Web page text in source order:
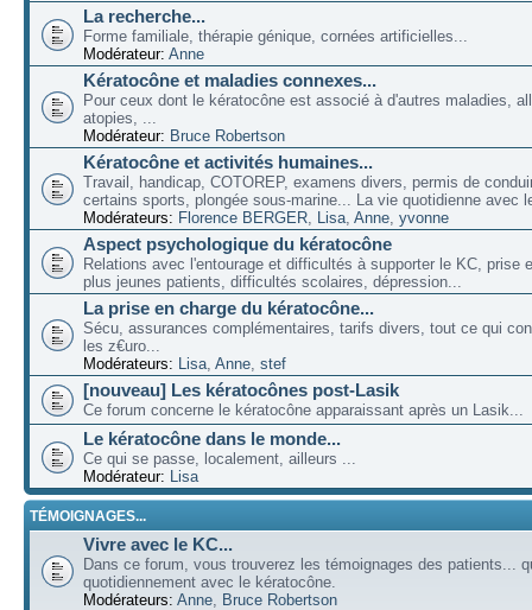
La recherche...
Forme familiale, thérapie génique, cornées artificielles...
Modérateur: Anne
Kératocône et maladies connexes...
Pour ceux dont le kératocône est associé à d'autres maladies,
atopies, ...
Modérateur: Bruce Robertson
Kératocône et activités humaines...
Travail, handicap, COTOREP, examens divers, permis de
certains sports, plongée sous-marine... La vie quotidienne avec
Modérateurs: Florence BERGER, Lisa, Anne, yvonne
Aspect psychologique du kératocône
Relations avec l'entourage et difficultés à supporter le KC, prise
plus jeunes patients, difficultés scolaires, dépression...
La prise en charge du kératocône...
Sécu, assurances complémentaires, tarifs divers, tout ce qui
les z€uro...
Modérateurs: Lisa, Anne, stef
[nouveau] Les kératocônes post-Lasik
Ce forum concerne le kératocône apparaissant après un Lasik...
Le kératocône dans le monde...
Ce qui se passe, localement, ailleurs ...
Modérateur: Lisa
TÉMOIGNAGES...
Vivre avec le KC...
Dans ce forum, vous trouverez les témoignages des patients...
quotidiennement avec le kératocône.
Modérateurs: Anne, Bruce Robertson